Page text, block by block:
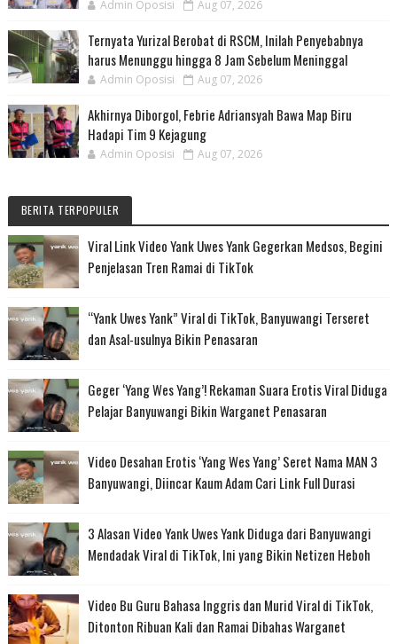
Admin Oposisi Aug 07, 2026
Ternyata Yurizal Berobat di RSCM, Inilah Penyebabnya
harus Menunggu hingga 8 Jam Sebelum Meninggal
Admin Oposisi Aug 07, 2026
Akhirnya Diborgol, Febrie Adriansyah Bawa Map Biru
Hadapi Tim 9 Kejagung
Admin Oposisi Aug 07, 2026
BERITA TERPOPULER
Viral Link Video Yank Uwes Yank Gegerkan Medsos, Begini
Penjelasan Tren Ramai di TikTok
“Yank Uwes Yank” Viral di TikTok, Banyuwangi Terseret
dan Asal-usulnya Bikin Penasaran
Geger ‘Yang Wes Yang’! Rekaman Suara Erotis Viral Diduga
Pelajar Banyuwangi Bikin Warganet Penasaran
Video Desahan Erotis ‘Yang Wes Yang’ Seret Nama MAN 3
Banyuwangi, Diincar Kaum Adam Cari Link Full Durasi
3 Alasan Video Yank Uwes Yank Diduga dari Banyuwangi
Mendadak Viral di TikTok, Ini yang Bikin Netizen Heboh
Video Bu Guru Bahasa Inggris dan Murid Viral di TikTok,
Ditonton Ribuan Kali dan Ramai Dibahas Warganet